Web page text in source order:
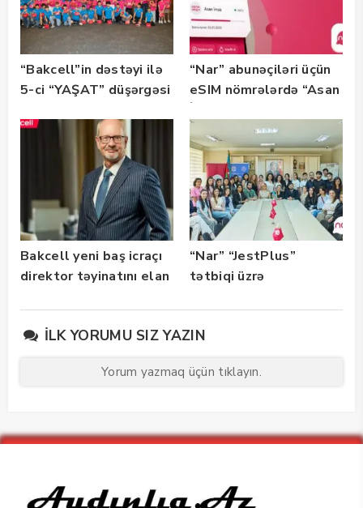
“Bakcell”in dəstəyi ilə
5-ci “YAŞAT” düşərgəsi
“Nar” abunəçiləri üçün
eSIM nömrələrdə “Asan
istifadəyə verildi
Bakcell yeni baş icraçı
direktor təyinatını elan
“Nar” “JestPlus”
tətbiqi üzrə
İLK YORUMU SIZ YAZIN
Yorum yazmaq üçün tıklayın.